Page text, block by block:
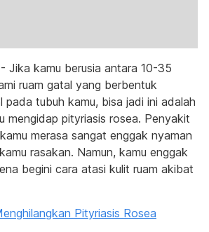
Jika kamu berusia antara 10-35
ruam gatal yang berbentuk
pada tubuh kamu, bisa jadi ini adalah
mengidap pityriasis rosea. Penyakit
merasa sangat enggak nyaman
rasakan. Namun, kamu enggak
begini cara atasi kulit ruam akibat
Pityriasis Rosea